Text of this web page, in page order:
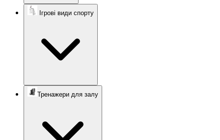
Ігрові види спорту
Тренажери для залу